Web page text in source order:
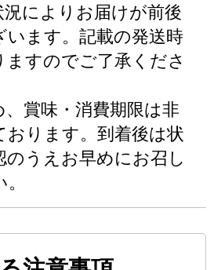
によりお届けが前後
います。記載の発送時
すのでご了承くださ
賞味・消費期限は非
おります。到着後は状
のうえお早めにお召し